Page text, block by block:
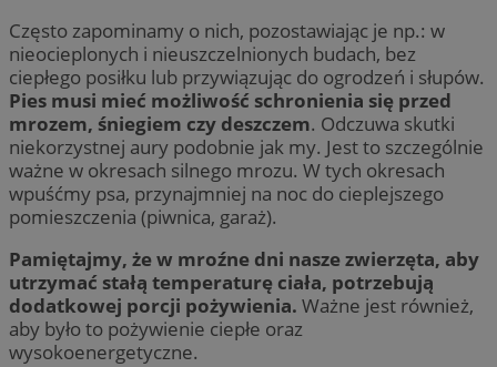
Często zapominamy o nich, pozostawiając je np.: w
nieocieplonych i nieuszczelnionych budach, bez
ciepłego posiłku lub przywiązując do ogrodzeń i słupów.
Pies musi mieć możliwość schronienia się przed
mrozem, śniegiem czy deszczem. Odczuwa skutki
niekorzystnej aury podobnie jak my. Jest to szczególnie
ważne w okresach silnego mrozu. W tych okresach
wpuśćmy psa, przynajmniej na noc do cieplejszego
pomieszczenia (piwnica, garaż).
Pamiętajmy, że w mroźne dni nasze zwierzęta, aby
utrzymać stałą temperaturę ciała, potrzebują
dodatkowej porcji pożywienia. Ważne jest również,
aby było to pożywienie ciepłe oraz
wysokoenergetyczne.